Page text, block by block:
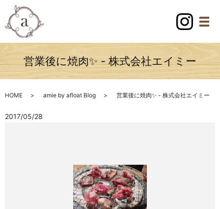
営業後に焼肉✨ - 株式会社エイミー
HOME amie by afloat Blog 営業後に焼肉✨ - 株式会社エイミー
2017/05/28